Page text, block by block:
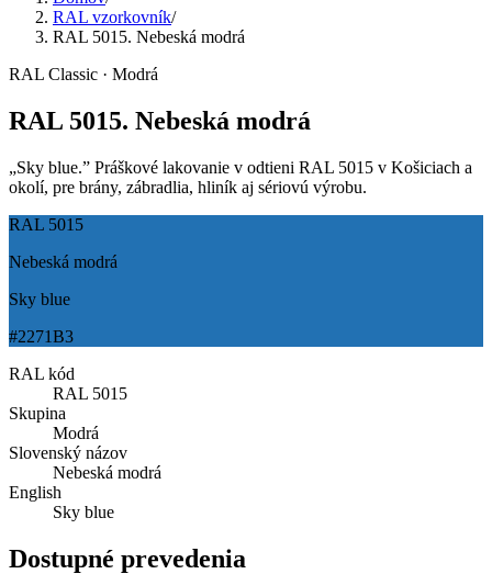
RAL vzorkovník/
RAL 5015. Nebeská modrá
RAL Classic · Modrá
RAL 5015. Nebeská modrá
„Sky blue.” Práškové lakovanie v odtieni RAL 5015 v Košiciach a
okolí, pre brány, zábradlia, hliník aj sériovú výrobu.
RAL 5015
Nebeská modrá
Sky blue
#2271B3
RAL kód
RAL 5015
Skupina
Modrá
Slovenský názov
Nebeská modrá
English
Sky blue
Dostupné prevedenia